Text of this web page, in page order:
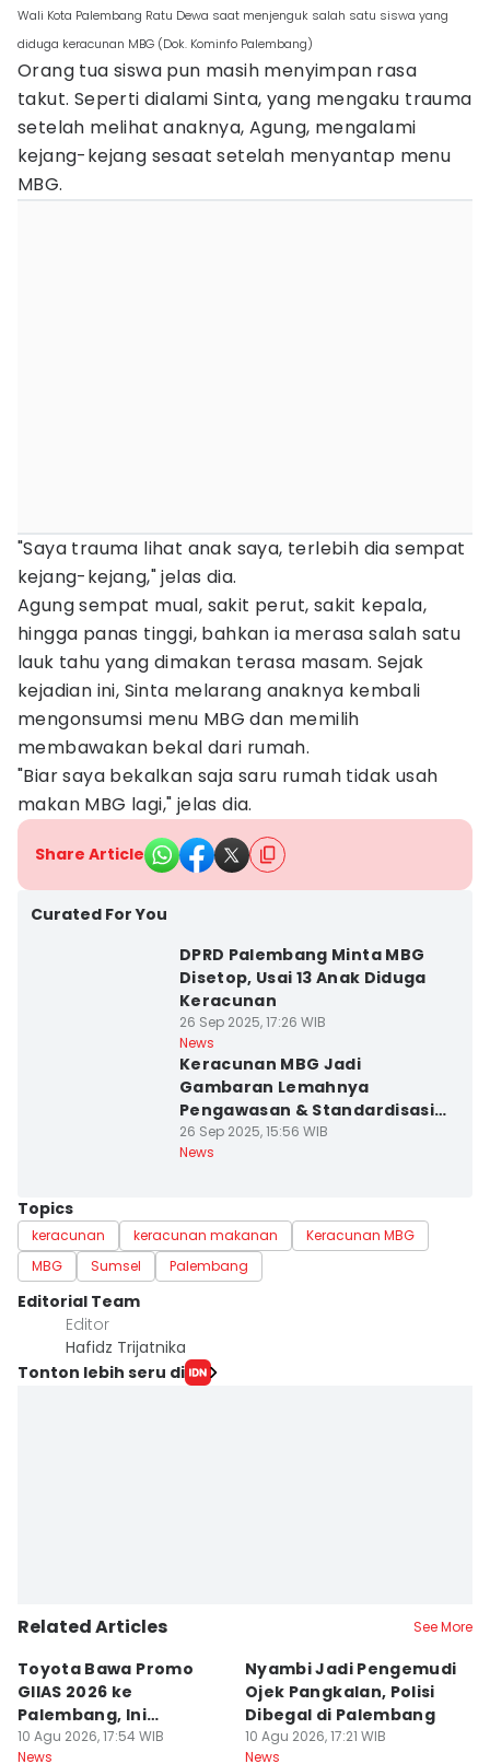
Wali Kota Palembang Ratu Dewa saat menjenguk salah satu siswa yang
diduga keracunan MBG (Dok. Kominfo Palembang)
Orang tua siswa pun masih menyimpan rasa
takut. Seperti dialami Sinta, yang mengaku trauma
setelah melihat anaknya, Agung, mengalami
kejang-kejang sesaat setelah menyantap menu
MBG.
"Saya trauma lihat anak saya, terlebih dia sempat
kejang-kejang," jelas dia.
Agung sempat mual, sakit perut, sakit kepala,
hingga panas tinggi, bahkan ia merasa salah satu
lauk tahu yang dimakan terasa masam. Sejak
kejadian ini, Sinta melarang anaknya kembali
mengonsumsi menu MBG dan memilih
membawakan bekal dari rumah.
"Biar saya bekalkan saja saru rumah tidak usah
makan MBG lagi," jelas dia.
Share Article
Curated For You
DPRD Palembang Minta MBG
Disetop, Usai 13 Anak Diduga
Keracunan
26 Sep 2025, 17:26 WIB
News
Keracunan MBG Jadi
Gambaran Lemahnya
Pengawasan & Standardisasi
Pangan
26 Sep 2025, 15:56 WIB
News
Topics
keracunan keracunan makanan
Keracunan MBG
MBG
Sumsel Palembang
Editorial Team
Editor
Hafidz Trijatnika
Tonton lebih seru di
Related Articles See More
Toyota Bawa Promo
GIIAS 2026 ke
Palembang, Ini
Penawaran
10 Agu 2026, 17:54 WIB
News
Nyambi Jadi Pengemudi
Ojek Pangkalan, Polisi
Dibegal di Palembang
10 Agu 2026, 17:21 WIB
News